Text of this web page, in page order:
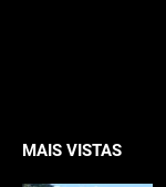
MAIS VISTAS